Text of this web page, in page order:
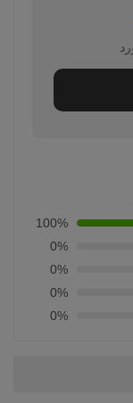
100%
0%
0%
0%
0%